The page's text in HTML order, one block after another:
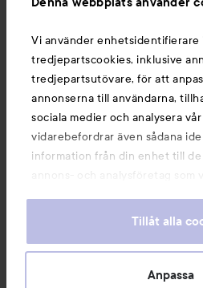
Vi använder enhetsidentifierare
tredjepartscookies, inklusive
tredjepartsutövare, för att
annonserna till användarna,
sociala medier och analysera
vidarebefordrar även sådana
information från din enhet till de
annons- och analysföretag som
information som du har
våra cookies vid fortsatt
För information om hur du kan
Tillåt alla
Anpassa
Du kanske också gillar